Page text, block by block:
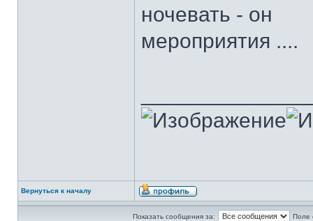
ночевать - он
мероприятия ....
Вернуться к началу
Показать сообщения за: Поле